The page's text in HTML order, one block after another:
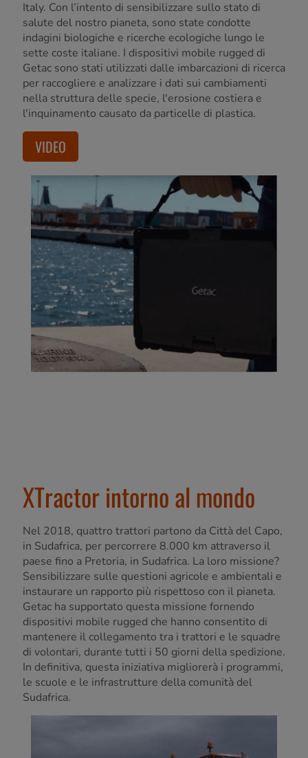
Italy. Con l’intento di sensibilizzare sullo stato di
salute del nostro pianeta, sono state condotte
indagini biologiche e ricerche ecologiche lungo le
sette coste italiane. I dispositivi mobile rugged di
Getac sono stati utilizzati dalle imbarcazioni di ricerca
per raccogliere e analizzare i dati sui cambiamenti
nella struttura delle specie, l'erosione costiera e
l'inquinamento causato da particelle di plastica.
VIDEO
XTractor intorno al mondo
Nel 2018, quattro trattori partono da Città del Capo,
in Sudafrica, per percorrere 8.000 km attraverso il
paese fino a Pretoria, in Sudafrica. La loro missione?
Sensibilizzare sulle questioni agricole e ambientali e
instaurare un rapporto più rispettoso con il pianeta.
Getac ha supportato questa missione fornendo
dispositivi mobile rugged che hanno consentito di
mantenere il collegamento tra i trattori e le squadre
di volontari, durante tutti i 50 giorni della spedizione.
In definitiva, questa iniziativa migliorerà i programmi,
le scuole e le infrastrutture della comunità del
Sudafrica.